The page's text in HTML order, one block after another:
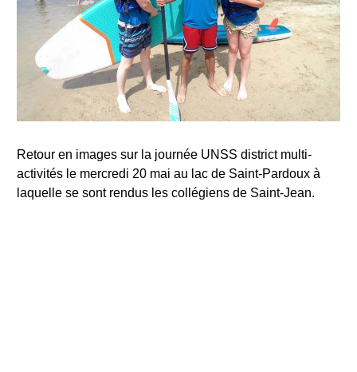
Retour en images sur la journée UNSS district multi-
activités le mercredi 20 mai au lac de Saint-Pardoux à
laquelle se sont rendus les collégiens de Saint-Jean.